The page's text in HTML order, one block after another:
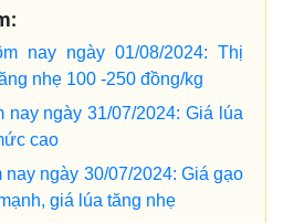
nay ngày 01/08/2024: Thị
nhẹ 100 -250 đồng/kg
nay ngày 31/07/2024: Giá lúa
cao
nay ngày 30/07/2024: Giá gạo
giá lúa tăng nhẹ